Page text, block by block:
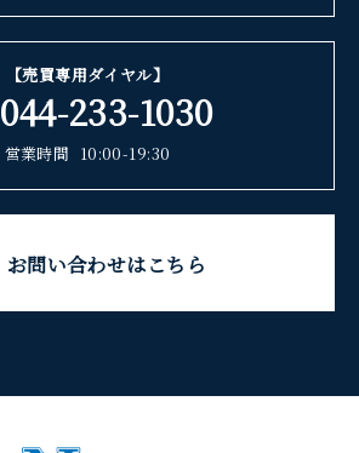
【売買専用ダイヤル】
044-233-1030
営業時間 10:00-19:30
お問い合わせはこちら